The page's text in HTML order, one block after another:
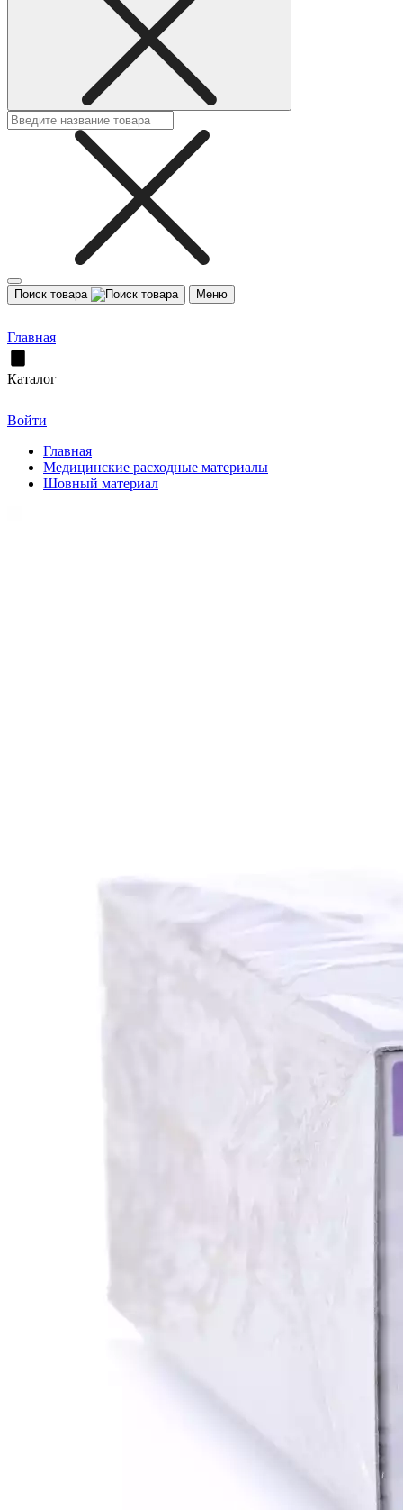
Поиск товара Меню
Главная
Каталог
Войти
Главная
Медицинские расходные материалы
Шовный материал